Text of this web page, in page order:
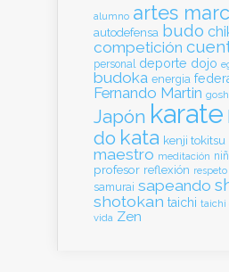
alumno artes
autodefensa budo
competición
personal
deporte dojo
budoka energia
Fernando Martin
Japón karate
do kata kenji tokitsu
maestro meditación
profesor reflexión respeto
samurai sapeando
shotokan taichi taichi
vida Zen